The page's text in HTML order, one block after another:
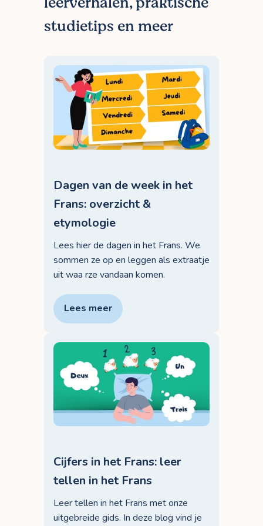
studietips en meer
Dagen van de week in het
Frans: overzicht &
etymologie
Lees hier de dagen in het Frans. We
sommen ze op en leggen als extraatje
uit waa rze vandaan komen.
Lees meer
Cijfers in het Frans: leer
tellen in het Frans
Leer tellen in het Frans met onze
uitgebreide gids. In deze blog vind je